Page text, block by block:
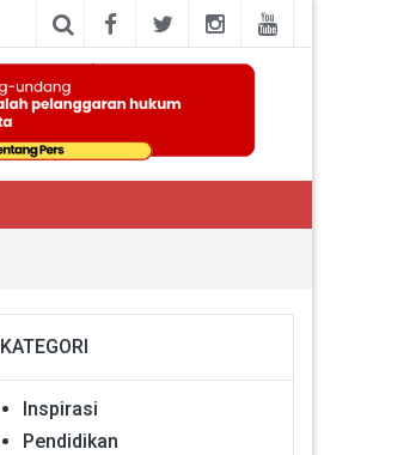
KATEGORI
Inspirasi
Pendidikan